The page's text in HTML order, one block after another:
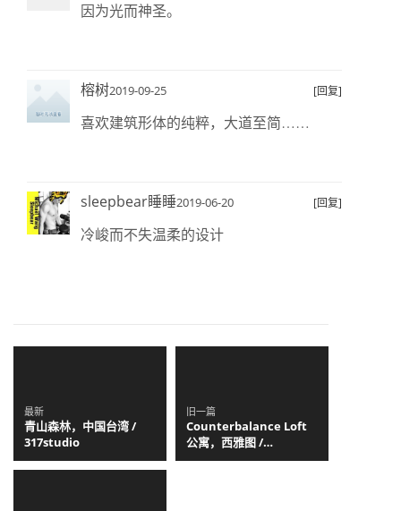
因为光而神圣。
榕树2019-09-25 [回复]
喜欢建筑形体的纯粹，大道至简……
sleepbear睡睡2019-06-20 [回复]
冷峻而不失温柔的设计
最新
青山森林，中国台湾 /
317studio
旧一篇
Counterbalance Loft
公寓，西雅图 /
Eggleston Farkas